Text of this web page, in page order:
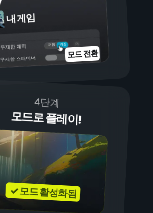
내 게임
켜짐
꺼짐
무제한 체력
무제한 스태미너 모드 전환
4단계
모드로 플레이!
✓ 모드 활성화됨